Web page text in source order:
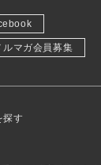
ルマガ会員募集
探す